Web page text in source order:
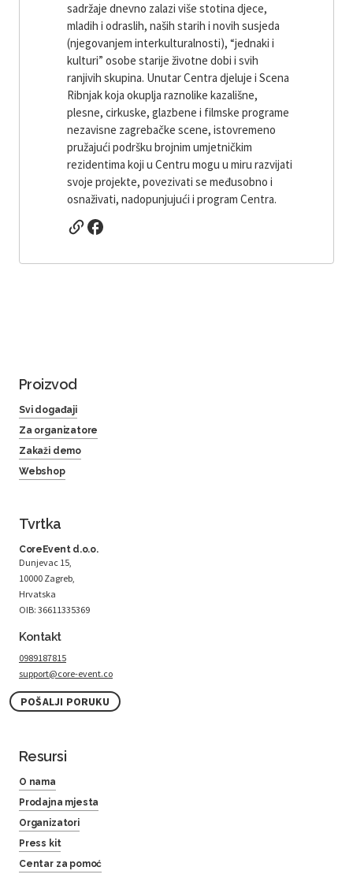
sadržaje dnevno zalazi više stotina djece,
mladih i odraslih, naših starih i novih susjeda
(njegovanjem interkulturalnosti), “jednaki i
kulturi” osobe starije životne dobi i svih
ranjivih skupina. Unutar Centra djeluje i Scena
Ribnjak koja okuplja raznolike kazališne,
plesne, cirkuske, glazbene i filmske programe
nezavisne zagrebačke scene, istovremeno
pružajući podršku brojnim umjetničkim
rezidentima koji u Centru mogu u miru razvijati
svoje projekte, povezivati ​​se međusobno i
osnaživati, nadopunjujući i program Centra.
Proizvod
Svi događaji
Za organizatore
Zakaži demo
Webshop
Tvrtka
CoreEvent d.o.o.
Dunjevac 15,
10000 Zagreb,
Hrvatska
OIB: 36611335369
Kontakt
0989187815
support@core-event.co
POŠALJI PORUKU
Resursi
O nama
Prodajna mjesta
Organizatori
Press kit
Centar za pomoć